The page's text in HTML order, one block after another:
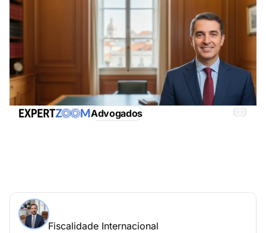
Advogados
Coloque a sua questão a João Silva
Fiscalidade Internacional